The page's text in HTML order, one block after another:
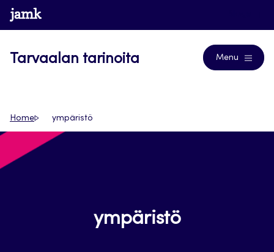
Siirry
suoraan
www.jamk.fi
Tarvaalan tarinoita Menu
Home ympäristö
ympäristö